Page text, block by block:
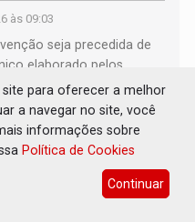
às 09:03
seja precedida de
elaborado pelos
para oferecer a melhor
a navegar no site, você
informações sobre
Política de Cookies
Continuar